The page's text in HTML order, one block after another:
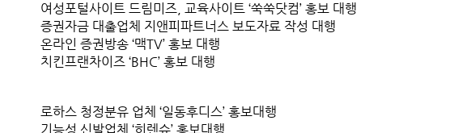
여성포털사이트 드림미즈, 교육사이트 ‘쑥쑥닷컴’ 홍보 대행
증권자금 대출업체 지앤피파트너스 보도자료 작성 대행
온라인 증권방송 ‘맥TV’ 홍보 대행
치킨프랜차이즈 ‘BHC’ 홍보 대행
로하스 청정분유 업체 ‘일동후디스’ 홍보대행
기능성 신발업체 ‘히렌슈’ 홍보대행